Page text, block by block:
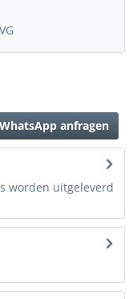
anfragen
worden uitgeleverd